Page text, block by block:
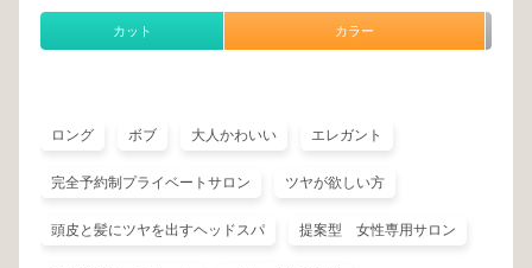
カット カラー
ロング ボブ 大人かわいい エレガント
完全予約制プライベートサロン ツヤが欲しい方
頭皮と髪にツヤを出すヘッドスパ 提案型 女性専用サロン